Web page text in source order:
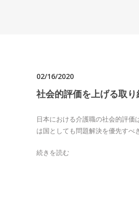
02/16/2020
社会的評価を上げる取
日本における介護職の社会的評
は国としても問題解決を優先す
続きを読む